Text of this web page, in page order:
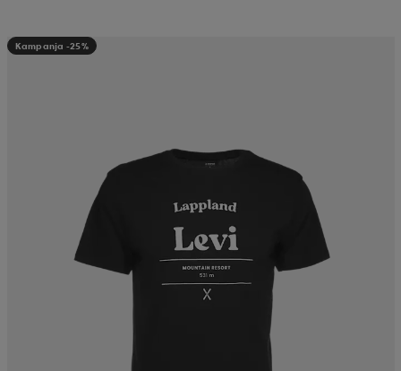
Kampanja -25%